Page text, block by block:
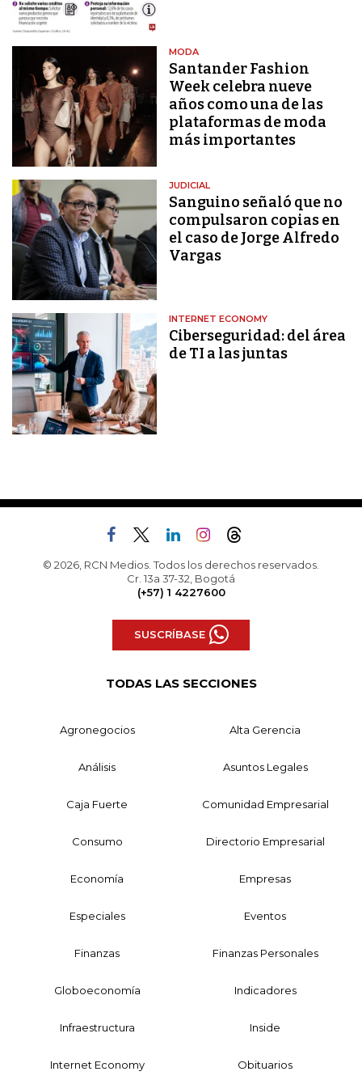
MODA
Santander Fashion
Week celebra nueve
años como una de las
plataformas de moda
más importantes
JUDICIAL
Sanguino señaló que no
compulsaron copias en
el caso de Jorge Alfredo
Vargas
INTERNET ECONOMY
Ciberseguridad: del área
de TI a las juntas
© 2026, RCN Medios. Todos los derechos reservados.
Cr. 13a 37-32, Bogotá
(+57) 1 4227600
SUSCRÍBASE
TODAS LAS SECCIONES
Agronegocios Alta Gerencia
Análisis Asuntos Legales
Caja Fuerte Comunidad Empresarial
Consumo Directorio Empresarial
Economía Empresas
Especiales Eventos
Finanzas Finanzas Personales
Globoeconomía Indicadores
Infraestructura Inside
Internet Economy Obituarios